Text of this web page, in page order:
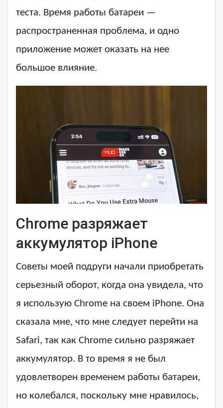
теста. Время работы батареи —
распространенная проблема, и одно
приложение может оказать на нее
большое влияние.
Chrome разряжает
аккумулятор iPhone
Советы моей подруги начали приобретать
серьезный оборот, когда она увидела, что
я использую Chrome на своем iPhone. Она
сказала мне, что мне следует перейти на
Safari, так как Chrome сильно разряжает
аккумулятор. В то время я не был
удовлетворен временем работы батареи,
но колебался, поскольку мне нравилось,